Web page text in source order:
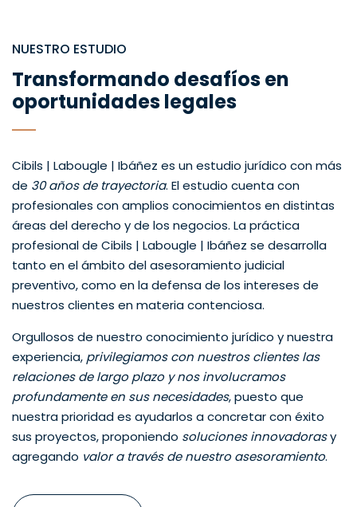
NUESTRO ESTUDIO
Transformando desafíos en
oportunidades legales
Cibils | Labougle | Ibáñez es un estudio jurídico con más
de 30 años de trayectoria. El estudio cuenta con
profesionales con amplios conocimientos en distintas
áreas del derecho y de los negocios. La práctica
profesional de Cibils | Labougle | Ibáñez se desarrolla
tanto en el ámbito del asesoramiento judicial
preventivo, como en la defensa de los intereses de
nuestros clientes en materia contenciosa.
Orgullosos de nuestro conocimiento jurídico y nuestra
experiencia, privilegiamos con nuestros clientes las
relaciones de largo plazo y nos involucramos
profundamente en sus necesidades, puesto que
nuestra prioridad es ayudarlos a concretar con éxito
sus proyectos, proponiendo soluciones innovadorasy
agregando valor a través de nuestro asesoramiento.